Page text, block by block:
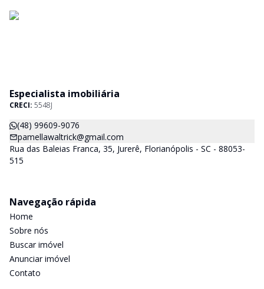
Especialista imobiliária
CRECI: 5548J
(48) 99609-9076
pamellawaltrick@gmail.com
Rua das Baleias Franca, 35, Jurerê, Florianópolis - SC - 88053-
515
Navegação rápida
Home
Sobre nós
Buscar imóvel
Anunciar imóvel
Contato